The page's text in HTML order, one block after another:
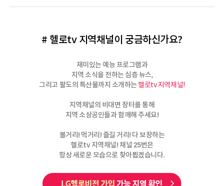
# 헬로tv 지역채널이 궁금하신가요?
재미있는 예능 프로그램과
지역 소식을 전하는 심층 뉴스,
그리고 팔도의 특산물까지 소개하는헬로tv 지역채널!
지역채널의 비대면 장터를 통해
지역 소상공인들과 함께해 주세요!
볼거리! 먹거리! 즐길 거리! 다 보장하는
헬로tv 지역채널! 채널 25번은
항상 새로운 모습으로 찾아뵙겠습니다.